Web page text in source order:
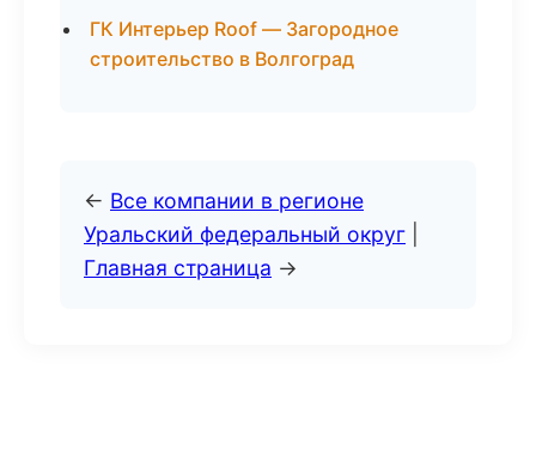
ГК Интерьер Roof — Загородное
строительство в Волгоград
← Все компании в регионе
Уральский федеральный округ
Главная страница →